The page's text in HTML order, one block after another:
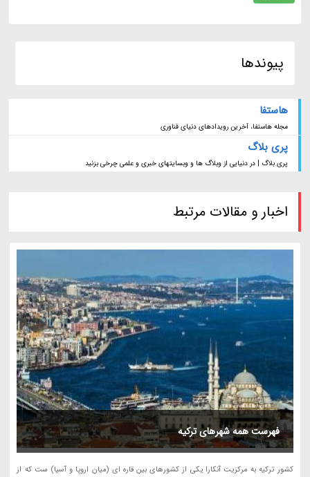
پیوندها
هاستفا
مجله هاستفا، آخرین رویدادهای دنیای فناوری
پری بلاگ
پری بلاگ | در دنیایی از وبلاگ ها و وبسایتهای خبری و علمی چرخی بزنید
اخبار و مقالات مرتبط
فهرست همه شهرهای ترکیه
کشور ترکیه به مرکزیت آنکارا یکی از کشورهای بین قاره ای (میان اروپا و آسیا) ست که از